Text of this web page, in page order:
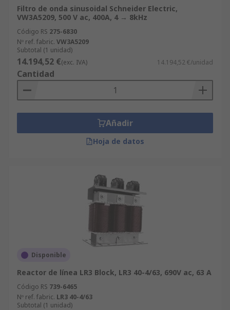
Filtro de onda sinusoidal Schneider Electric,
VW3A5209, 500 V ac, 400A, 4 → 8kHz
Código RS 275-6830
Nº ref. fabric. VW3A5209
Subtotal (1 unidad)
14.194,52 €(exc. IVA) 14.194,52 €/unidad
Cantidad
Añadir
Hoja de datos
Disponible
Reactor de línea LR3 Block, LR3 40-4/63, 690V ac, 63 A
Código RS 739-6465
Nº ref. fabric. LR3 40-4/63
Subtotal (1 unidad)